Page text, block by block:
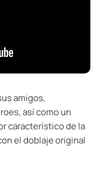
amigos,
así como un
característico de la
el doblaje original